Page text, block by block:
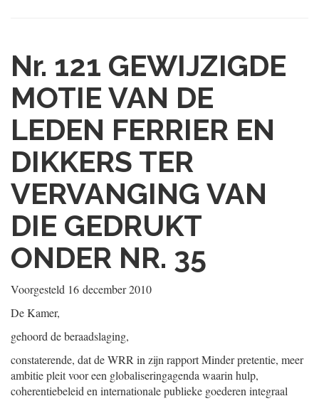
Nr. 121 GEWIJZIGDE
MOTIE VAN DE
LEDEN FERRIER EN
DIKKERS TER
VERVANGING VAN
DIE GEDRUKT
ONDER NR. 35
Voorgesteld 16 december 2010
De Kamer,
gehoord de beraadslaging,
constaterende, dat de WRR in zijn rapport Minder pretentie, meer
ambitie pleit voor een globaliseringagenda waarin hulp,
coherentiebeleid en internationale publieke goederen integraal